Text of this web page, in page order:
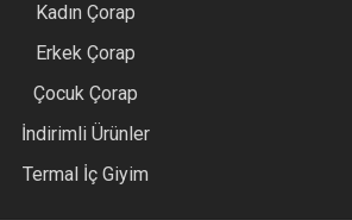
Kadın Çorap
Erkek Çorap
Çocuk Çorap
İndirimli Ürünler
Termal İç Giyim